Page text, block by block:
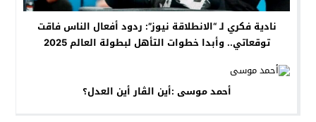
نادية فكري لـ “الانطلاقة نيوز”: ردود أفعال الناس فاقت
توقعاتي.. وأبدا خطوات التأهل لبطولة العالم 2025
أحمد موسى :أين الڨار أين العدل؟